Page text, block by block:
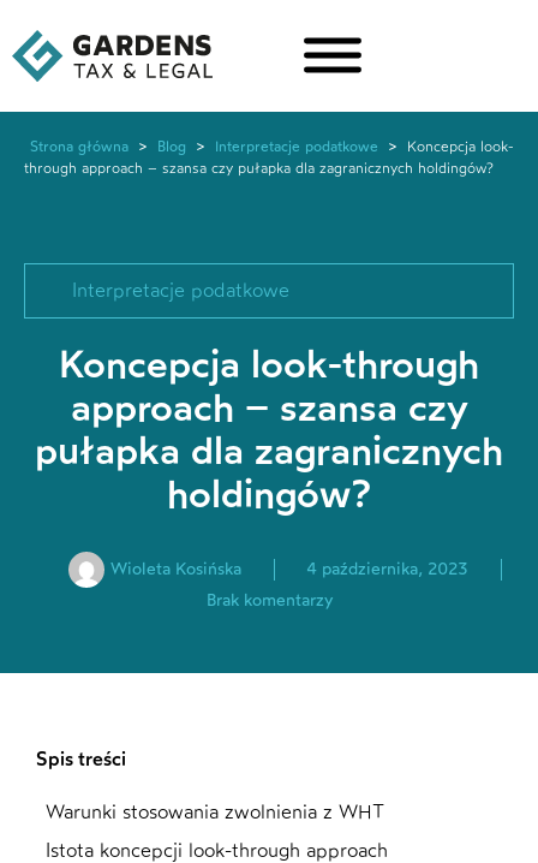
Strona główna > Blog > Interpretacje podatkowe >
Koncepcja look-
through approach – szansa czy pułapka dla zagranicznych holdingów?
Interpretacje podatkowe
Koncepcja look-through
approach – szansa czy
pułapka dla zagranicznych
holdingów?
Wioleta Kosińska
4 października, 2023
Brak komentarzy
Spis treści
Warunki stosowania zwolnienia z WHT
Istota koncepcji look-through approach